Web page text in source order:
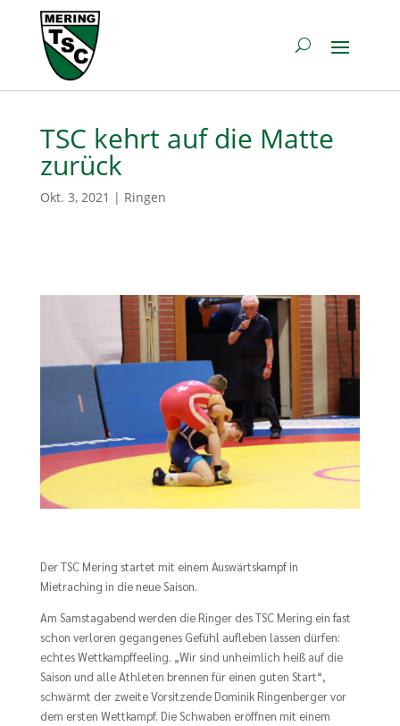
TSC kehrt auf die Matte
zurück
Okt. 3, 2021 | Ringen
Der TSC Mering startet mit einem Auswärtskampf in
Mietraching in die neue Saison.
Am Samstagabend werden die Ringer des TSC Mering ein fast
schon verloren gegangenes Gefühl aufleben lassen dürfen:
echtes Wettkampffeeling. „Wir sind unheimlich heiß auf die
Saison und alle Athleten brennen für einen guten Start“,
schwärmt der zweite Vorsitzende Dominik Ringenberger vor
dem ersten Wettkampf. Die Schwaben eröffnen mit einem